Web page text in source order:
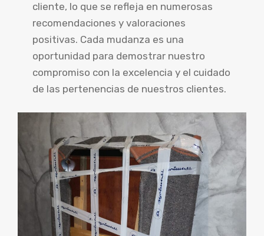
cliente, lo que se refleja en numerosas
recomendaciones y valoraciones
positivas. Cada mudanza es una
oportunidad para demostrar nuestro
compromiso con la excelencia y el cuidado
de las pertenencias de nuestros clientes.